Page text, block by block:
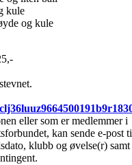
kule
og kule
eller som er medlemmer i
kan sende e-post
klubb og øvelse(r) samt